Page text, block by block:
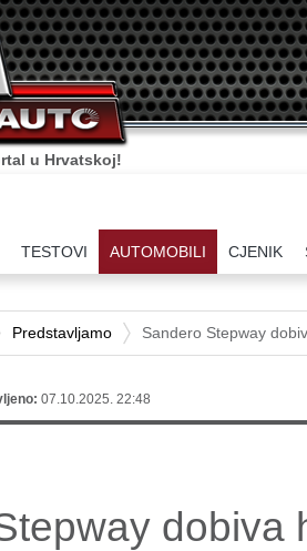
u Hrvatskoj!
TESTOVI AUTOMOBILI CJENIK
Predstavljamo Sandero Stepway
07.10.2025. 22:48
dobiva